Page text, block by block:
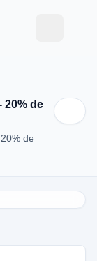
20% de
de